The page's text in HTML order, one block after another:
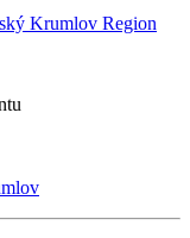
Krumlov Region